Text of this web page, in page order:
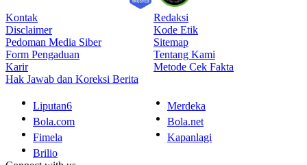
Kontak
Redaksi
Disclaimer
Kode Etik
Pedoman Media Siber
Sitemap
Form Pengaduan
Tentang Kami
Karir
Metode Cek Fakta
Hak Jawab dan Koreksi Berita
Liputan6
Merdeka
Bola.com
Bola.net
Fimela
Kapanlagi
Brilio